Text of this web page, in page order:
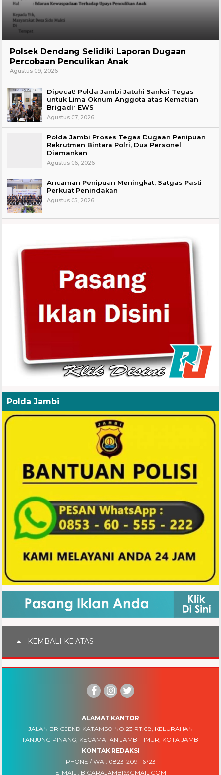
Polsek Dendang Selidiki Laporan Dugaan
Percobaan Penculikan Anak
Agustus 09, 2026
Dipecat! Polda Jambi Jatuhi Sanksi Tegas
untuk Lima Oknum Anggota atas Kematian
Brigadir EWS
Agustus 07, 2026
Polda Jambi Proses Tegas Dugaan Penipuan
Rekrutmen Bintara Polri, Dua Personel
Diamankan
Agustus 06, 2026
Ancaman Penipuan Meningkat, Satgas Pasti
Perkuat Penindakan
Agustus 05, 2026
Polda Jambi
KEMBALI KE ATAS
ALAMAT KANTOR
JALAN BRIGJEND KATAMSO NO.23 RT.08, KELURAHAN
TANJUNG PINANG, KECAMATAN JAMBI TIMUR, KOTA JAMBI
KONTAK REDAKSI
PHONE / WA : 0823-2091-6723
E-MAIL : BICARAJAMBI@GMAIL.COM